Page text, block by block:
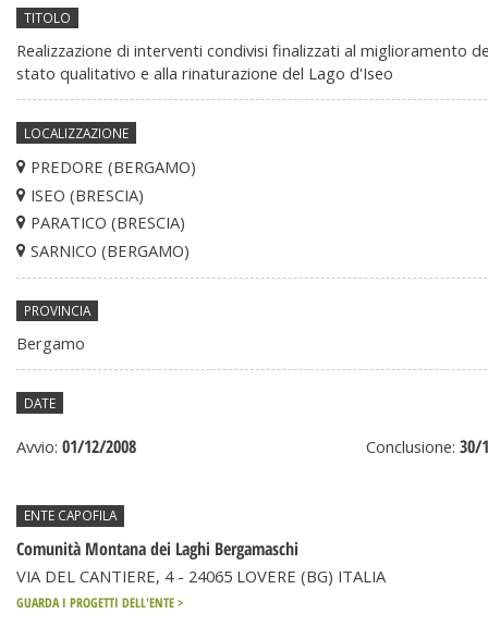
TITOLO
Realizzazione di interventi condivisi finalizzati al miglioramento
stato qualitativo e alla rinaturazione del Lago d'Iseo
LOCALIZZAZIONE
PREDORE (BERGAMO)
ISEO (BRESCIA)
PARATICO (BRESCIA)
SARNICO (BERGAMO)
PROVINCIA
Bergamo
DATE
Avvio: 01/12/2008 Conclusione: 30/
ENTE CAPOFILA
Comunità Montana dei Laghi Bergamaschi
VIA DEL CANTIERE, 4 - 24065 LOVERE (BG) ITALIA
GUARDA I PROGETTI DELL'ENTE >